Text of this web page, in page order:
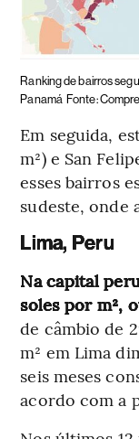
Ranking de bairros
Panamá Fonte:
Em seguida,
m²) e San
esses bairros
sudeste, onde
Lima, Peru
Na capital
soles por m²,
de câmbio de
m² em Lima
seis meses
acordo com a